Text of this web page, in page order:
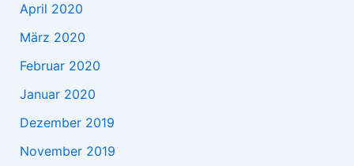
April 2020
März 2020
Februar 2020
Januar 2020
Dezember 2019
November 2019